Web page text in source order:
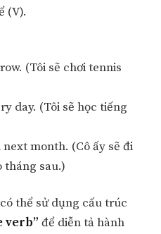
(V).
(Tôi sẽ chơi tennis
day. (Tôi sẽ học tiếng
month. (Cô ấy sẽ đi
tháng sau.)
thể sử dụng cấu trúc
verb” để diễn tả hành